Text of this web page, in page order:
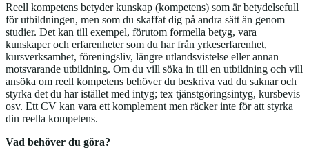
Reell kompetens betyder kunskap (kompetens) som är betydelsefull
för utbildningen, men som du skaffat dig på andra sätt än genom
studier. Det kan till exempel, förutom formella betyg, vara
kunskaper och erfarenheter som du har från yrkeserfarenhet,
kursverksamhet, föreningsliv, längre utlandsvistelse eller annan
motsvarande utbildning. Om du vill söka in till en utbildning och vill
ansöka om reell kompetens behöver du beskriva vad du saknar och
styrka det du har istället med intyg; tex tjänstgöringsintyg, kursbevis
osv. Ett CV kan vara ett komplement men räcker inte för att styrka
din reella kompetens.
Vad behöver du göra?